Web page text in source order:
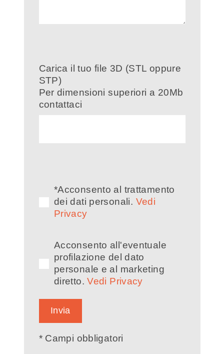
Carica il tuo file 3D (STL oppure
STP)
Per dimensioni superiori a 20Mb
contattaci
*Acconsento al trattamento
dei dati personali. Vedi
Privacy
Acconsento all'eventuale
profilazione del dato
personale e al marketing
diretto.Vedi Privacy
* Campi obbligatori